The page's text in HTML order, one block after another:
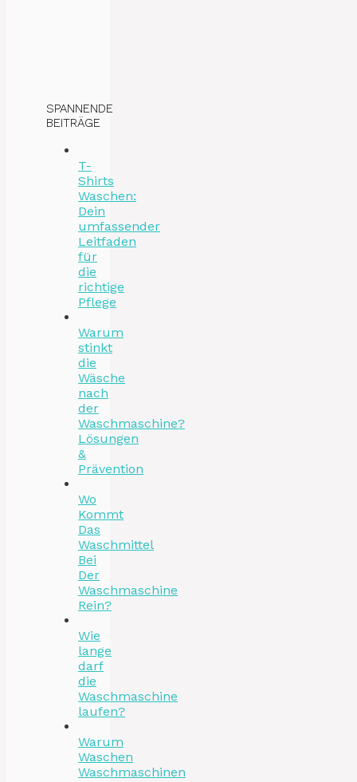
SPANNENDE
BEITRÄGE
T-
Shirts
Waschen:
Dein
umfassender
Leitfaden
für
die
richtige
Pflege
Warum
stinkt
die
Wäsche
nach
der
Waschmaschine?
Lösungen
&
Prävention
Wo
Kommt
Das
Waschmittel
Bei
Der
Waschmaschine
Rein?
Wie
lange
darf
die
Waschmaschine
laufen?
Warum
Waschen
Waschmaschinen